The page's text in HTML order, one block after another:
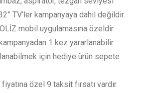
TV’ler kampanyaya dahil değildir.
mobil uygulamasına özeldir.
1 kez yararlanabilir.
için hediye ürün sepete
özel 9 taksit fırsatı vardır.